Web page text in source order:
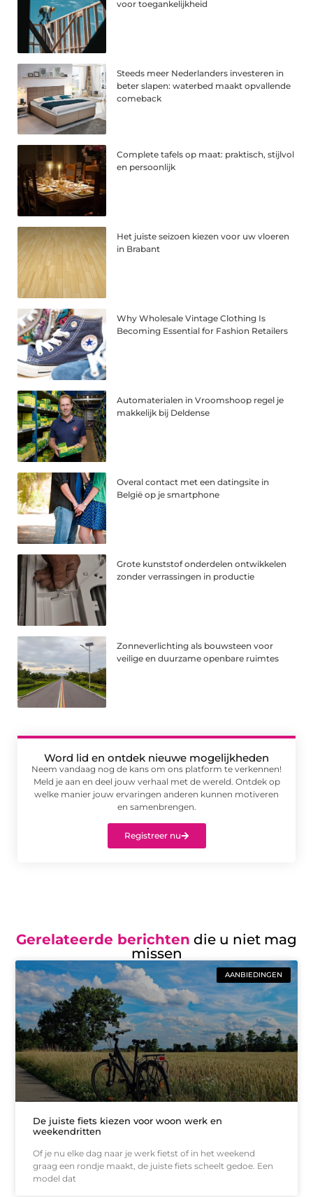
voor toegankelijkheid
Steeds meer Nederlanders investeren in
beter slapen: waterbed maakt opvallende
comeback
Complete tafels op maat: praktisch, stijlvol
en persoonlijk
Het juiste seizoen kiezen voor uw vloeren
in Brabant
Why Wholesale Vintage Clothing Is
Becoming Essential for Fashion Retailers
Automaterialen in Vroomshoop regel je
makkelijk bij Deldense
Overal contact met een datingsite in
België op je smartphone
Grote kunststof onderdelen ontwikkelen
zonder verrassingen in productie
Zonneverlichting als bouwsteen voor
veilige en duurzame openbare ruimtes
Word lid en ontdek nieuwe mogelijkheden
Neem vandaag nog de kans om ons platform te verkennen!
Meld je aan en deel jouw verhaal met de wereld. Ontdek op
welke manier jouw ervaringen anderen kunnen motiveren
en samenbrengen.
Registreer nu
Gerelateerde berichten die u niet mag
missen
AANBIEDINGEN
De juiste fiets kiezen voor woon werk en
weekendritten
Of je nu elke dag naar je werk fietst of in het weekend
graag een rondje maakt, de juiste fiets scheelt gedoe. Een
model dat